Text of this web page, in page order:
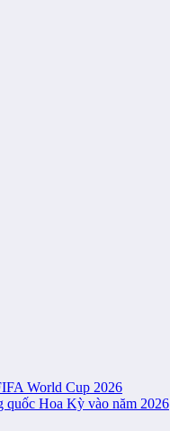
World Cup 2026
quốc Hoa Kỳ vào năm 2026